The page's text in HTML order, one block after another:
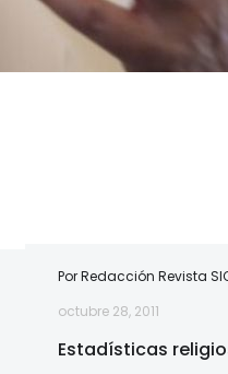
Por Redacción Revista
octubre 28, 2011
Estadísticas